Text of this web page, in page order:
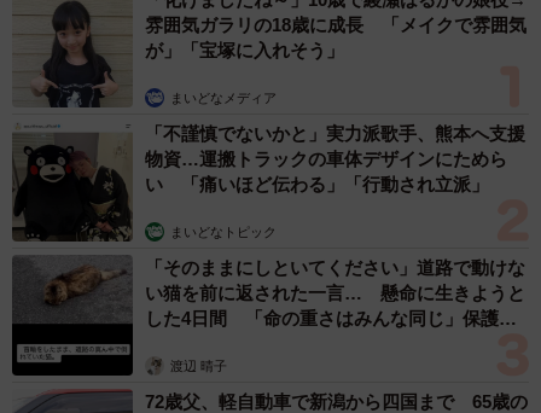
れの交渉力次第だ。
高島家史上、最大の家族会議
そして今回の市長選をめぐる会議は、昨年夏に開かれ
た。ハーバード大卒業後、大量のお菓子のお土産を買って
家に帰ってきた高島氏が「今後の進路の話がしたい」と切
り出した。カナダ・ブリティッシュコロンビア大から帰宅
していた次弟の崇輔さんや、現役灘高生の末弟・晟輔さん
も一緒に。夜11時になり、日付が変わり…、もう眠くて終
わろうとしたら「まだお菓子が残ってるし､お茶飲む？」と
終わらない。そうしてようやく「市長選に出ようと思う」
と打ち明けた。
雰囲気ガラリの18歳に成長 「メイクで雰囲気
が」「宝塚に入れそう」
まいどなメディア
「不謹慎でないかと」実力派歌手、熊本へ支援
物資…運搬トラックの車体デザインにためら
い 「痛いほど伝わる」「行動され立派」
まいどなトピック
「そのままにしといてください」道路で動けな
い猫を前に返された一言… 懸命に生きようと
した4日間 「命の重さはみんな同じ」保護団
渡辺 晴子
72歳父、軽自動車で新潟から四国まで 65歳の